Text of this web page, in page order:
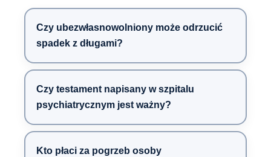
Czy ubezwłasnowolniony może odrzucić
spadek z długami?
Czy testament napisany w szpitalu
psychiatrycznym jest ważny?
Kto płaci za pogrzeb osoby